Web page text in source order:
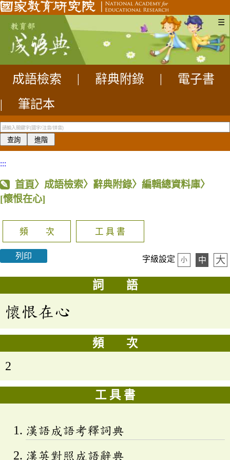
☰
成語檢索 辭典附錄
電子書
|
筆記本
:::
首頁〉成語檢索〉辭典附錄〉編輯總資料庫〉
[懷恨在心]
頻 次 工 具 書
列印 字級設定 小 中 大
詞 語
懷恨在心
頻 次
2
工 具 書
漢語成語考釋詞典
漢英對照成語辭典